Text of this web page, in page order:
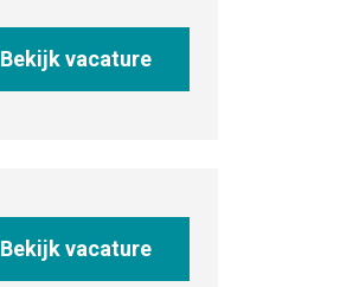
Bekijk vacature
Bekijk vacature